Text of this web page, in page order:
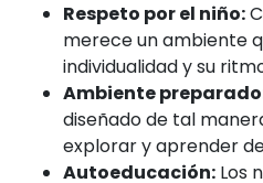
Respeto por el niño:
merece un ambiente
individualidad y su
Ambiente
diseñado de tal
explorar y aprender
Autoeducación: Los